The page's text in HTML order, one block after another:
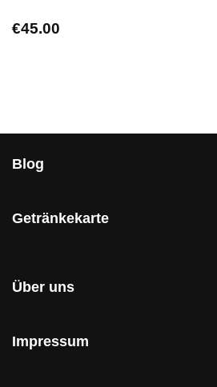
€45.00
Blog
Getränkekarte
Über uns
Impressum